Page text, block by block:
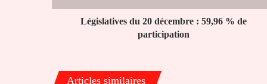
participation
Législatives du 20 décembre : 59,96 % de
participation
Articles similaires